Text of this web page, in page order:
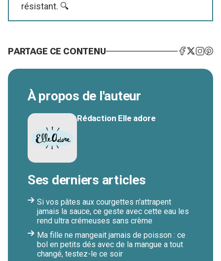
résistant. 🔍
PARTAGE CE CONTENU
À propos de l'auteur
Rédaction Elle adore
Ses derniers articles
Si vos pâtes aux courgettes n'attrapent
jamais la sauce, ce geste avec cette eau les
rend ultra crémeuses sans crème
Ma fille ne mangeait jamais de poisson : ce
bol en petits dés avec de la mangue a tout
changé, testez-le ce soir